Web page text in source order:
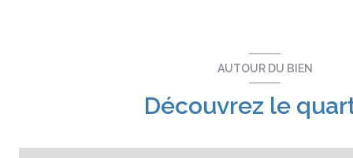
AUTOUR DU BIEN
Découvrez le